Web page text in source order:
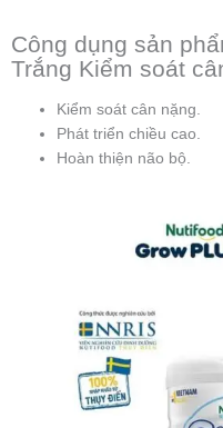
Công dụng sản
Trắng Kiểm soát
Kiểm soát cân nặng.
Phát triển chiều cao.
Hoàn thiện não bộ.